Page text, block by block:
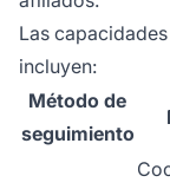
Las
incluyen:
Método de
seguimiento